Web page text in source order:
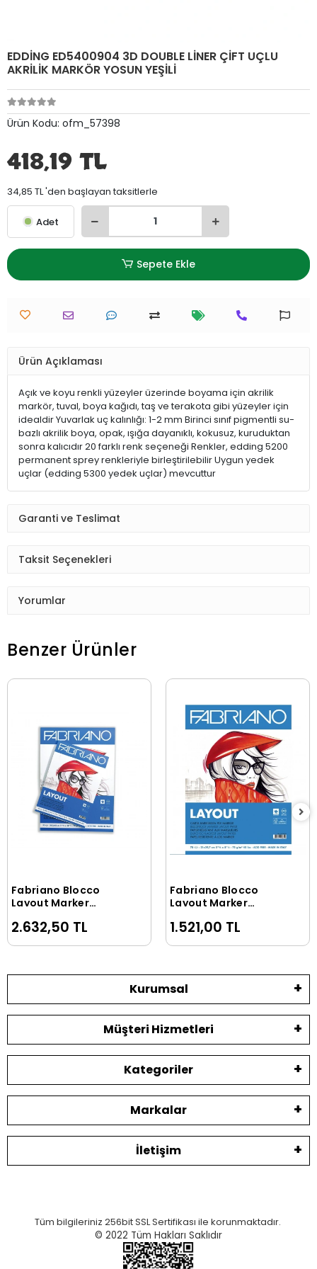
EDDİNG ED5400904 3D DOUBLE LİNER ÇİFT UÇLU
AKRİLİK MARKÖR YOSUN YEŞİLİ
Ürün Kodu: ofm_57398
418,19 TL
34,85 TL 'den başlayan taksitlerle
Adet
Sepete Ekle
Ürün Açıklaması
Açık ve koyu renkli yüzeyler üzerinde boyama için akrilik
markör, tuval, boya kağıdı, taş ve terakota gibi yüzeyler için
idealdir Yuvarlak uç kalınlığı: 1-2 mm Birinci sınıf pigmentli su-
bazlı akrilik boya, opak, ışığa dayanıklı, kokusuz, kuruduktan
sonra kalıcıdır 20 farklı renk seçeneği Renkler, edding 5200
permanent sprey renkleriyle birleştirilebilir Uygun yedek
uçlar (edding 5300 yedek uçlar) mevcuttur
Garanti ve Teslimat
Taksit Seçenekleri
Yorumlar
Benzer Ürünler
Sepete Ekle
Fabriano Blocco
Layout Marker
gr. A3 70 yaprak
2.632,50 TL
Sepete Ekle
Fabriano Blocco
Layout Marker
gr. A4 70 yaprak
1.521,00 TL
Kurumsal
Müşteri Hizmetleri
Kategoriler
Markalar
İletişim
Tüm bilgileriniz 256bit SSL Sertifikası ile korunmaktadır.
© 2022 Tüm Hakları Saklıdır